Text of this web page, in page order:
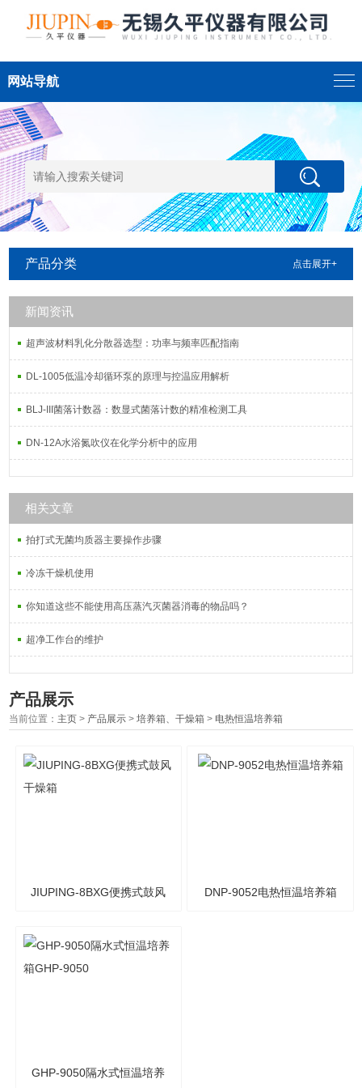
网站导航
产品分类 点击展开+
新闻资讯
超声波材料乳化分散器选型：功率与频率匹配指南
DL-1005低温冷却循环泵的原理与控温应用解析
BLJ-III菌落计数器：数显式菌落计数的精准检测工具
DN-12A水浴氮吹仪在化学分析中的应用
相关文章
拍打式无菌均质器主要操作步骤
冷冻干燥机使用
你知道这些不能使用高压蒸汽灭菌器消毒的物品吗？
超净工作台的维护
产品展示
当前位置： 主页 > 产品展示 >培养箱、干燥箱 > 电热恒温培养箱
JIUPING-8BXG便携式鼓风 DNP-9052电热恒温培养箱
GHP-9050隔水式恒温培养